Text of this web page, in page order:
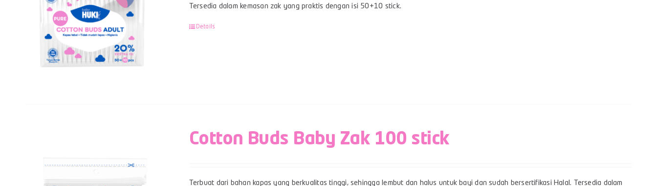
Tersedia dalam kemasan zak yang praktis dengan isi 50+10 stick.
Details
Cotton Buds Baby Zak 100 stick
Terbuat dari bahan kapas yang berkualitas tinggi, sehingga lembut dan halus untuk bayi dan sudah bersertifikasi Halal. Tersedia dalam